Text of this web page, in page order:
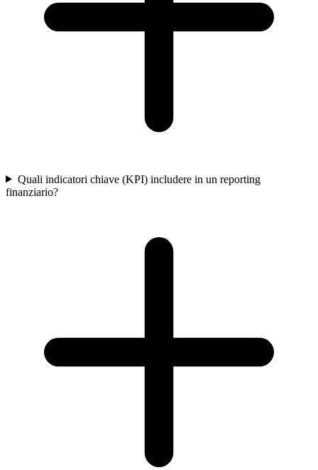
Quali indicatori chiave (KPI) includere in un reporting
finanziario?